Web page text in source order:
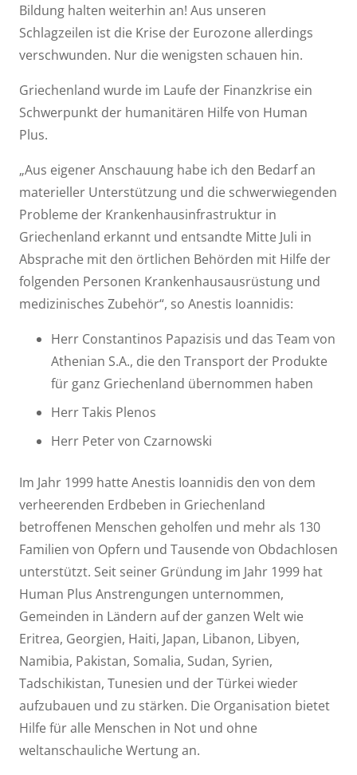
Bildung halten weiterhin an! Aus unseren
Schlagzeilen ist die Krise der Eurozone allerdings
verschwunden. Nur die wenigsten schauen hin.
Griechenland wurde im Laufe der Finanzkrise ein
Schwerpunkt der humanitären Hilfe von Human
Plus.
„Aus eigener Anschauung habe ich den Bedarf an
materieller Unterstützung und die schwerwiegenden
Probleme der Krankenhausinfrastruktur in
Griechenland erkannt und entsandte Mitte Juli in
Absprache mit den örtlichen Behörden mit Hilfe der
folgenden Personen Krankenhausausrüstung und
medizinisches Zubehör“, so Anestis Ioannidis:
Herr Constantinos Papazisis und das Team von
Athenian S.A., die den Transport der Produkte
für ganz Griechenland übernommen haben
Herr Takis Plenos
Herr Peter von Czarnowski
Im Jahr 1999 hatte Anestis Ioannidis den von dem
verheerenden Erdbeben in Griechenland
betroffenen Menschen geholfen und mehr als 130
Familien von Opfern und Tausende von Obdachlosen
unterstützt. Seit seiner Gründung im Jahr 1999 hat
Human Plus Anstrengungen unternommen,
Gemeinden in Ländern auf der ganzen Welt wie
Eritrea, Georgien, Haiti, Japan, Libanon, Libyen,
Namibia, Pakistan, Somalia, Sudan, Syrien,
Tadschikistan, Tunesien und der Türkei wieder
aufzubauen und zu stärken. Die Organisation bietet
Hilfe für alle Menschen in Not und ohne
weltanschauliche Wertung an.